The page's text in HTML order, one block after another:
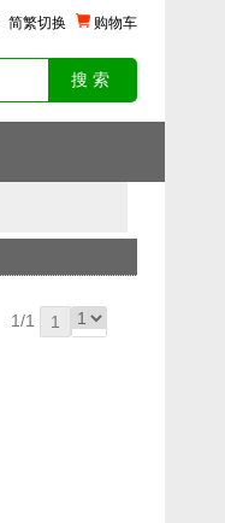
简繁切换 购物车
1/1 1